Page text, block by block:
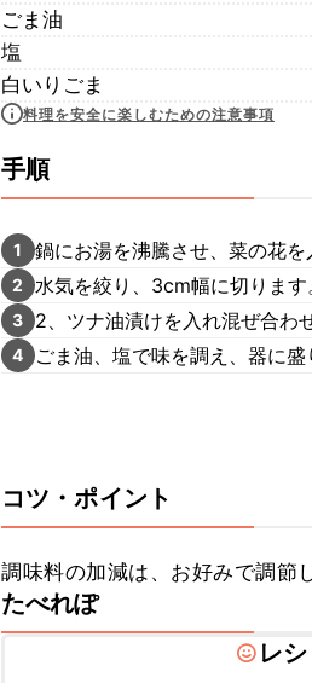
ごま油
塩
白いりごま
料理を安全に楽しむための注意事項
手順
1 鍋にお湯を沸騰させ、菜の花を
2 水気を絞り、3cm幅に切ります
3 2、ツナ油漬けを入れ混ぜ合わ
4 ごま油、塩で味を調え、器に
コツ・ポイント
調味料の加減は、お好みで調節
たべれぽ
レ